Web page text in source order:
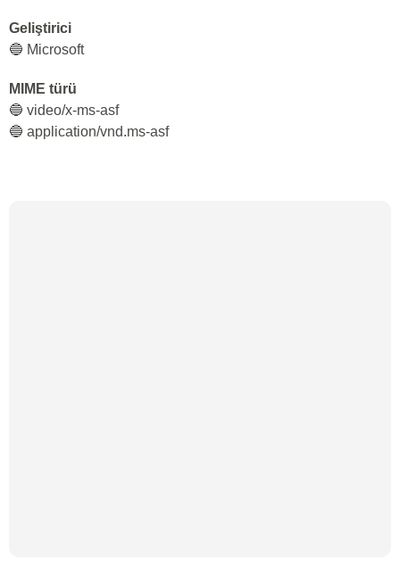
Geliştirici
🔵 Microsoft
MIME türü
🔵 video/x-ms-asf
🔵 application/vnd.ms-asf